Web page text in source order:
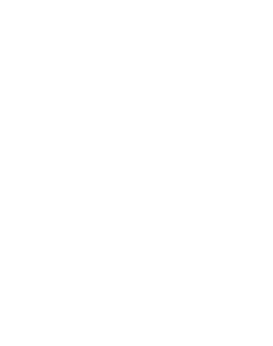
tono dulce y angelical, solía recordarme:
me hizo sentir única y diferente.